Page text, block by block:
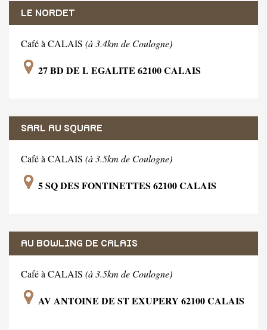
LE NORDET
Café à CALAIS (à 3.4km de Coulogne)
27 BD DE L EGALITE 62100 CALAIS
SARL AU SQUARE
Café à CALAIS (à 3.5km de Coulogne)
5 SQ DES FONTINETTES 62100 CALAIS
AU BOWLING DE CALAIS
Café à CALAIS (à 3.5km de Coulogne)
AV ANTOINE DE ST EXUPERY 62100 CALAIS